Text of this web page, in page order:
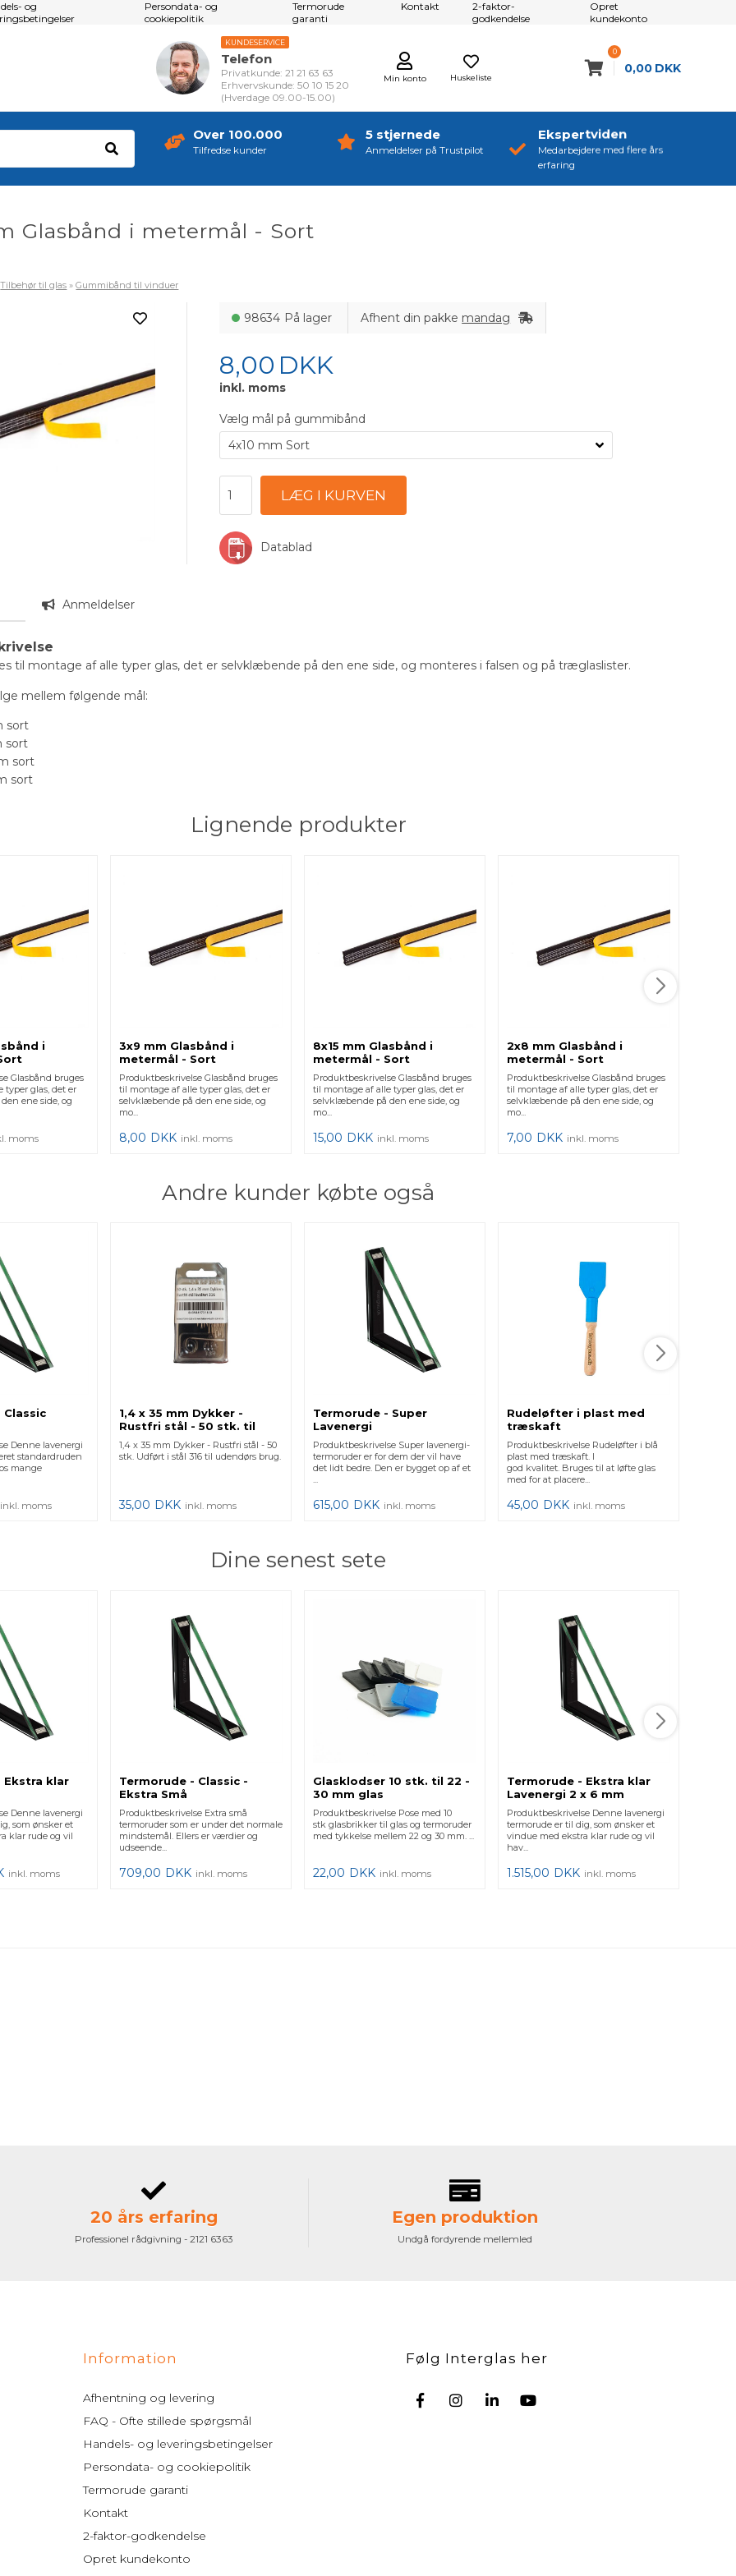
og
Persondata- og
cookiepolitik
Termorude
garanti
Kontakt
2-faktor-
godkendelse
Opret
kundekonto
Huskeliste
Min konto
KUNDESERVICE
Telefon
Privatkunde: 21 21 63 63
Erhvervskunde: 50 10 15 20
(Hverdage 09.00-15.00)
0
0,00 DKK
Over 100.000
Tilfredse kunder
5 stjernede
Anmeldelser på Trustpilot
Ekspertviden
Medarbejdere med flere års
erfaring
Glasbånd i metermål - Sort
Tilbehør til glas »Gummibånd til vinduer
98634 På lager Afhent din pakke mandag
8,00 DKK
inkl. moms
Vælg mål på gummibånd
Datablad
Anmeldelser
til montage af alle typer glas, det er selvklæbende på den ene side, og monteres i falsen og på træglaslister.
mellem følgende mål:
sort
sort
sort
sort
Lignende produkter
i
Glasbånd bruges
typer glas, det er
ene side, og
moms
3x9 mm Glasbånd i
metermål - Sort
Produktbeskrivelse Glasbånd bruges
til montage af alle typer glas, det er
selvklæbende på den ene side, og
mo...
8,00 DKK inkl. moms
8x15 mm Glasbånd i
metermål - Sort
Produktbeskrivelse Glasbånd bruges
til montage af alle typer glas, det er
selvklæbende på den ene side, og
mo...
15,00 DKK inkl. moms
2x8 mm Glasbånd i
metermål - Sort
Produktbeskrivelse Glasbånd bruges
til montage af alle typer glas, det er
selvklæbende på den ene side, og
mo...
7,00 DKK inkl. moms
Andre kunder købte også
Classic
Denne lavenergi
standardruden
mange
inkl. moms
1,4 x 35 mm Dykker -
Rustfri stål - 50 stk. til
træglaslister
1,4 x 35 mm Dykker - Rustfri stål - 50
stk. Udført i stål 316 til udendørs brug.
35,00 DKK inkl. moms
Termorude - Super
Lavenergi
Produktbeskrivelse Super lavenergi-
termoruder er for dem der vil have
det lidt bedre. Den er bygget op af et
...
615,00 DKK inkl. moms
Rudeløfter i plast med
træskaft
Produktbeskrivelse Rudeløfter i blå
plast med træskaft. I
god kvalitet. Bruges til at løfte glas
med for at placere...
45,00 DKK inkl. moms
Dine senest sete
Ekstra klar
Denne lavenergi
som ønsker et
klar rude og vil
inkl. moms
Termorude - Classic -
Ekstra Små
Produktbeskrivelse Extra små
termoruder som er under det normale
mindstemål. Ellers er værdier og
udseende...
709,00 DKK inkl. moms
Glasklodser 10 stk. til 22 -
30 mm glas
Produktbeskrivelse Pose med 10
stk glasbrikker til glas og termoruder
med tykkelse mellem 22 og 30 mm. ...
22,00 DKK inkl. moms
Termorude - Ekstra klar
Lavenergi 2 x 6 mm
Produktbeskrivelse Denne lavenergi
termorude er til dig, som ønsker et
vindue med ekstra klar rude og vil
hav...
1.515,00 DKK inkl. moms
20 års erfaring
Professionel rådgivning - 2121 6363
Egen produktion
Undgå fordyrende mellemled
Information
Afhentning og levering
FAQ - Ofte stillede spørgsmål
Handels- og leveringsbetingelser
Persondata- og cookiepolitik
Termorude garanti
Kontakt
2-faktor-godkendelse
Opret kundekonto
Følg Interglas her